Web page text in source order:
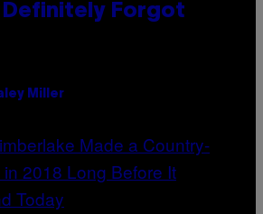
Definitely Forgot
Miller